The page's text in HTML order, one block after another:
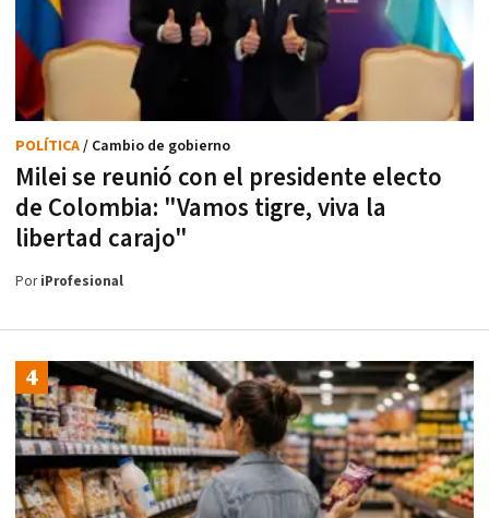
Milei se reunió con el presidente electo
de Colombia: "Vamos tigre, viva la
libertad carajo"
POLÍTICA/ Cambio de gobierno
PoriProfesional